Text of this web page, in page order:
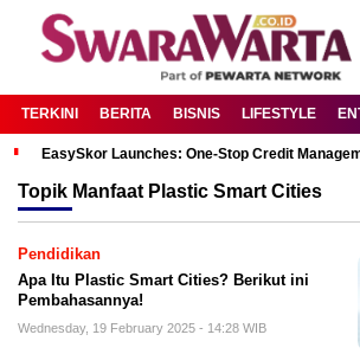
TERKINI BERITA BISNIS LIFESTYLE
EasySkor Launches: One-Stop Credit
Topik Manfaat Plastic Smart Cities
Pendidikan
Apa Itu Plastic Smart Cities? Berikut ini
Pembahasannya!
Wednesday, 19 February 2025 - 14:28 WIB